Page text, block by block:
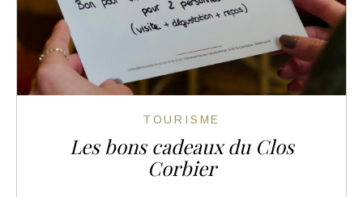
TOURISME
Les bons cadeaux du Clos
Corbier